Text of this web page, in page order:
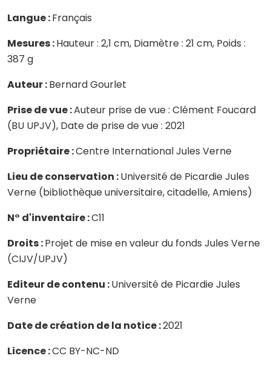
Langue :Français
Mesures :Hauteur : 2,1 cm, Diamètre : 21 cm, Poids :
387 g
Auteur :Bernard Gourlet
Prise de vue :Auteur prise de vue : Clément Foucard
(BU UPJV), Date de prise de vue : 2021
Propriétaire :Centre International Jules Verne
Lieu de conservation :Université de Picardie Jules
Verne (bibliothèque universitaire, citadelle, Amiens)
N° d'inventaire :C11
Droits :Projet de mise en valeur du fonds Jules Verne
(CIJV/UPJV)
Editeur de contenu :Université de Picardie Jules
Verne
Date de création de la notice :2021
Licence :CC BY-NC-ND